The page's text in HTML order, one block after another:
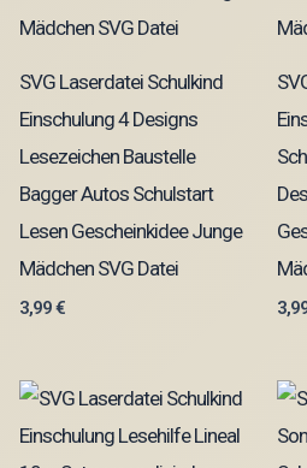
SVG Laserdatei Schulkind
Einschulung 4 Designs
Lesezeichen Baustelle
Bagger Autos Schulstart
Lesen Gescheinkidee Junge
Mädchen SVG Datei
3,99€